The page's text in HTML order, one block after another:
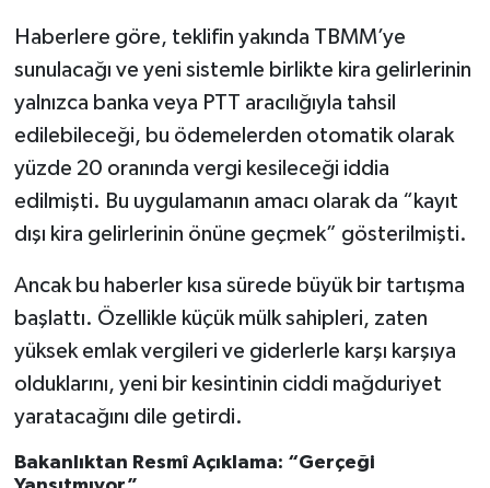
Haberlere göre, teklifin yakında TBMM’ye
sunulacağı ve yeni sistemle birlikte kira gelirlerinin
yalnızca banka veya PTT aracılığıyla tahsil
edilebileceği, bu ödemelerden otomatik olarak
yüzde 20 oranında vergi kesileceği iddia
edilmişti. Bu uygulamanın amacı olarak da “kayıt
dışı kira gelirlerinin önüne geçmek” gösterilmişti.
Ancak bu haberler kısa sürede büyük bir tartışma
başlattı. Özellikle küçük mülk sahipleri, zaten
yüksek emlak vergileri ve giderlerle karşı karşıya
olduklarını, yeni bir kesintinin ciddi mağduriyet
yaratacağını dile getirdi.
Bakanlıktan Resmî Açıklama: “Gerçeği